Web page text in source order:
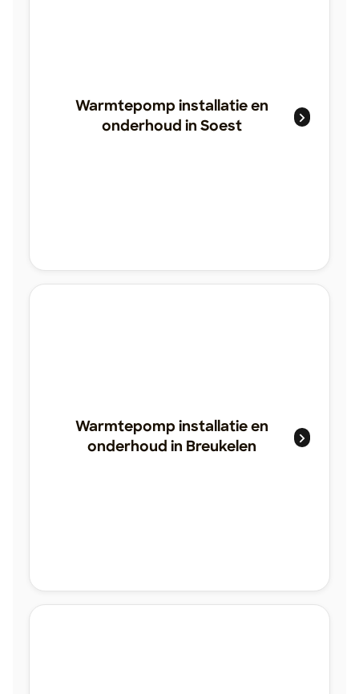
Warmtepomp installatie en
onderhoud in Soest
Warmtepomp installatie en
onderhoud in Breukelen